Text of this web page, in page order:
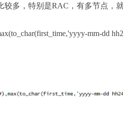
多，特别是RAC，有多节点，
mm-dd